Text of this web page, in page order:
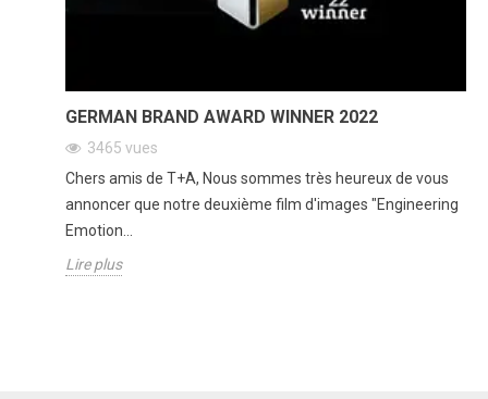
GERMAN BRAND AWARD WINNER 2022
3465 vues
Chers amis de T+A, Nous sommes très heureux de vous
annoncer que notre deuxième film d'images "Engineering
Emotion...
Lire plus